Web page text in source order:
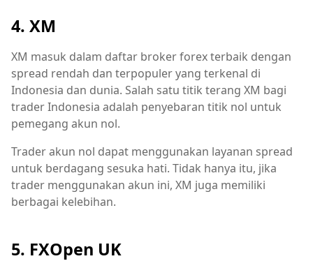
4. XM
XM masuk dalam daftar broker forex terbaik dengan
spread rendah dan terpopuler yang terkenal di
Indonesia dan dunia. Salah satu titik terang XM bagi
trader Indonesia adalah penyebaran titik nol untuk
pemegang akun nol.
Trader akun nol dapat menggunakan layanan spread
untuk berdagang sesuka hati. Tidak hanya itu, jika
trader menggunakan akun ini, XM juga memiliki
berbagai kelebihan.
5. FXOpen UK